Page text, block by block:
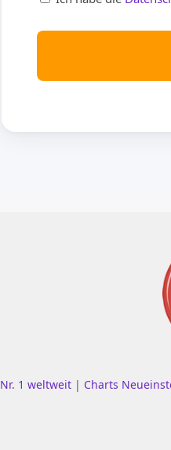
Nr. 1 weltweit | Charts